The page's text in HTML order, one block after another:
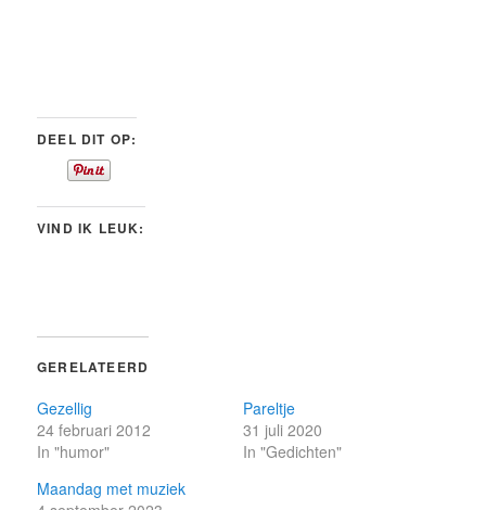
DEEL DIT OP:
VIND IK LEUK:
GERELATEERD
Gezellig
24 februari 2012
In "humor"
Pareltje
31 juli 2020
In "Gedichten"
Maandag met muziek